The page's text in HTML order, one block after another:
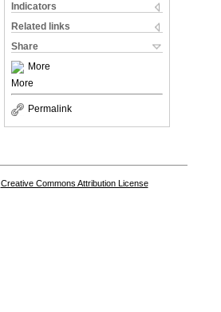
Indicators
Related links
Share
More
More
Permalink
Creative Commons Attribution License